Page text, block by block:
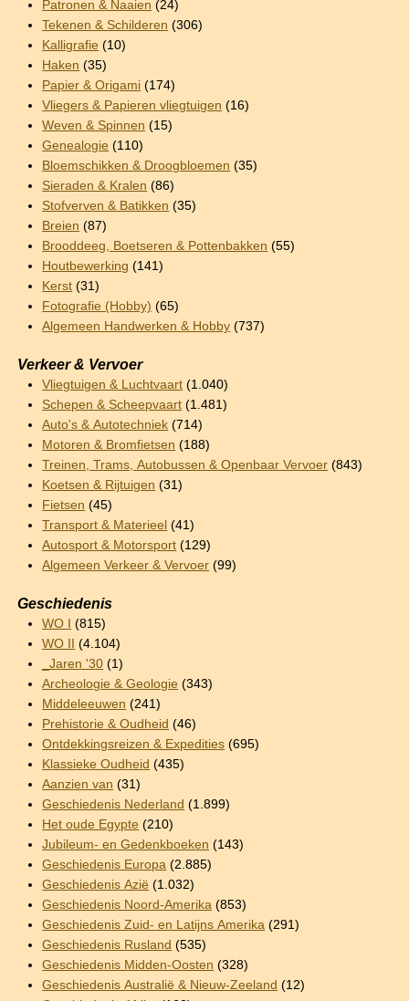
Patronen & Naaien (24)
Tekenen & Schilderen (306)
Kalligrafie (10)
Haken (35)
Papier & Origami (174)
Vliegers & Papieren vliegtuigen (16)
Weven & Spinnen (15)
Genealogie (110)
Bloemschikken & Droogbloemen (35)
Sieraden & Kralen (86)
Stofverven & Batikken (35)
Breien (87)
Brooddeeg, Boetseren & Pottenbakken (55)
Houtbewerking (141)
Kerst (31)
Fotografie (Hobby) (65)
Algemeen Handwerken & Hobby (737)
Verkeer & Vervoer
Vliegtuigen & Luchtvaart (1.040)
Schepen & Scheepvaart (1.481)
Auto's & Autotechniek (714)
Motoren & Bromfietsen (188)
Treinen, Trams, Autobussen & Openbaar Vervoer (843)
Koetsen & Rijtuigen (31)
Fietsen (45)
Transport & Materieel (41)
Autosport & Motorsport (129)
Algemeen Verkeer & Vervoer (99)
Geschiedenis
WO I (815)
WO II (4.104)
_Jaren '30 (1)
Archeologie & Geologie (343)
Middeleeuwen (241)
Prehistorie & Oudheid (46)
Ontdekkingsreizen & Expedities (695)
Klassieke Oudheid (435)
Aanzien van (31)
Geschiedenis Nederland (1.899)
Het oude Egypte (210)
Jubileum- en Gedenkboeken (143)
Geschiedenis Europa (2.885)
Geschiedenis Azië (1.032)
Geschiedenis Noord-Amerika (853)
Geschiedenis Zuid- en Latijns Amerika (291)
Geschiedenis Rusland (535)
Geschiedenis Midden-Oosten (328)
Geschiedenis Australië & Nieuw-Zeeland (12)